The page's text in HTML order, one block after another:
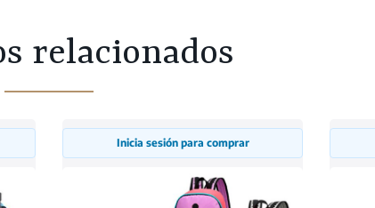
relacionados
Inicia sesión para comprar